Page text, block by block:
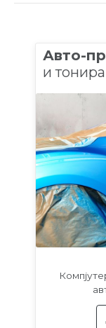
Авто-
и